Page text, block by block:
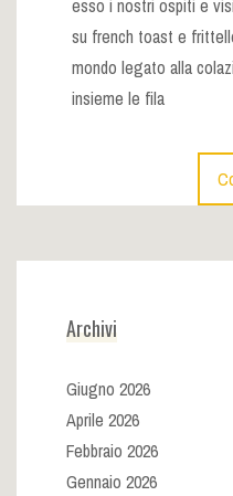
esso i nostri ospiti e
su french toast e
mondo legato alla
insieme le fila
Archivi
Giugno 2026
Aprile 2026
Febbraio 2026
Gennaio 2026